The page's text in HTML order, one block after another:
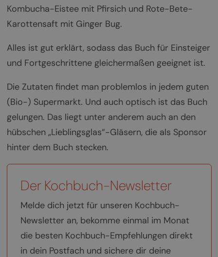
Kombucha-Eistee mit Pfirsich und Rote-Bete-
Karottensaft mit Ginger Bug.
Alles ist gut erklärt, sodass das Buch für Einsteiger
und Fortgeschrittene gleichermaßen geeignet ist.
Die Zutaten findet man problemlos in jedem guten
(Bio-) Supermarkt. Und auch optisch ist das Buch
gelungen. Das liegt unter anderem auch an den
hübschen „Lieblingsglas“-Gläsern, die als Sponsor
hinter dem Buch stecken.
Der Kochbuch-Newsletter
Melde dich jetzt für unseren Kochbuch-
Newsletter an, bekomme einmal im Monat
die besten Kochbuch-Empfehlungen direkt
in dein Postfach und sichere dir deine